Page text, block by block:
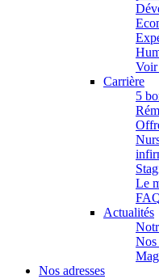
Carrière
5
Le
Actualités
Nos
Nos adresses